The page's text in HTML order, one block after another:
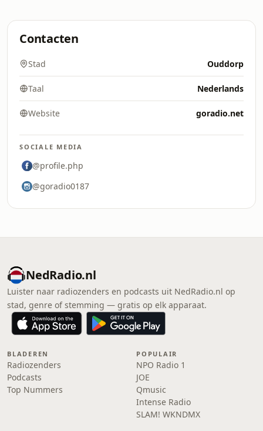
Contacten
Stad Ouddorp
Taal Nederlands
Website goradio.net
SOCIALE MEDIA
@profile.php
@goradio0187
NedRadio.nl
Luister naar radiozenders en podcasts uit NedRadio.nl op
stad, genre of stemming — gratis op elk apparaat.
BLADEREN
Radiozenders
Podcasts
Top Nummers
POPULAIR
NPO Radio 1
JOE
Qmusic
Intense Radio
SLAM! WKNDMX